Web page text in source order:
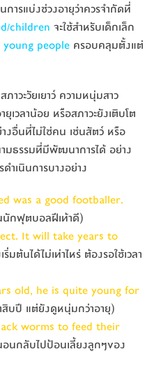
ารแบ่งช่วงอายุว่าควรจำกัดที่
children จะใช้สำหรับเด็กเล็ก
young people ครอบคลุมตั้งแต่
วะวัยเยาว์ ความหนุ่มสาว
วลาน้อย หรือสภาวะยังเติบโต
งอื่นที่ไม่ใช่คน เช่นสัตว์ หรือ
มธรรมที่มีพัฒนาการได้ อย่าง
ำเนินการบางอย่าง
was a good footballer.
นักฟุตบอลฝีเท้าดี)
It will take years to
มต้นได้ไม่เท่าไหร่ ต้องรอใช้เวลา
old, he is quite young for
สิบปี แต่ยังดูหนุ่มกว่าอายุ)
worms to feed their
นกลับไปป้อนเลี้ยงลูกๆของ